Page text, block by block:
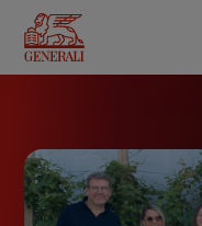
contenu
principal